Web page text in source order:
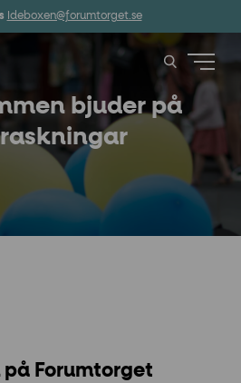
Ideboxen@forumtorget.se
bjuder på
på Forumtorget